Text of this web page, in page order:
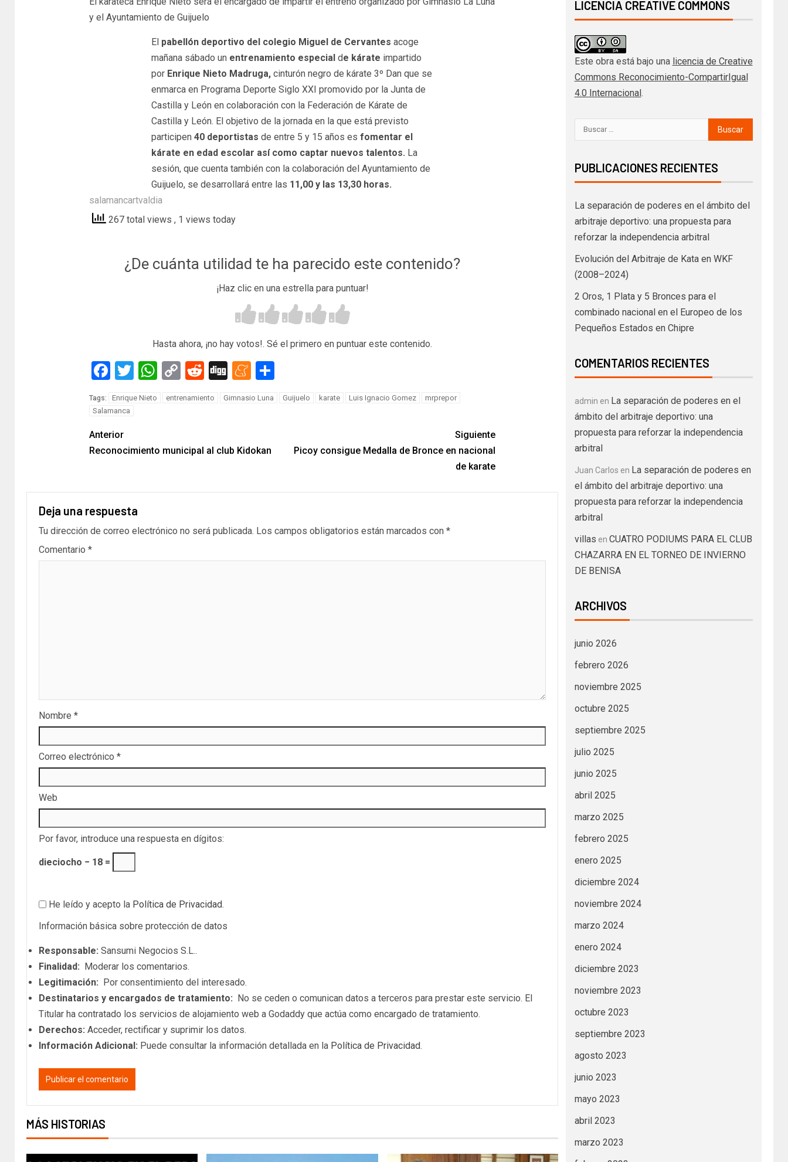
y el Ayuntamiento de Guijuelo
El pabellón deportivo del colegio Miguel de Cervantes acoge
mañana sábado un entrenamiento especial de kárate impartido
por Enrique Nieto Madruga, cinturón negro de kárate 3º Dan que se
enmarca en Programa Deporte Siglo XXI promovido por la Junta de
Castilla y León en colaboración con la Federación de Kárate de
Castilla y León. El objetivo de la jornada en la que está previsto
participen40 deportistas de entre 5 y 15 años esfomentar el
kárate en edad escolar así como captar nuevos talentos. La
sesión, que cuenta también con la colaboración del Ayuntamiento de
Guijuelo, se desarrollará entre las 11,00 y las 13,30 horas.
salamancartvaldia
267 total views , 1 views today
¿De cuánta utilidad te ha parecido este contenido?
¡Haz clic en una estrella para puntuar!
Hasta ahora, ¡no hay votos!. Sé el primero en puntuar este contenido.
Facebook
Twitter
WhatsApp
Copy
Link
Reddit
DiggMeneame
Compartir
Tags: Enrique Nieto entrenamiento Gimnasio Luna Guijuelo karate Luis Ignacio Gomez
mrprepor
Salamanca
Anterior
Reconocimiento municipal al club Kidokan
Siguiente
Picoy consigue Medalla de Bronce en nacional
de karate
Deja una respuesta
Tu dirección de correo electrónico no será publicada. Los campos obligatorios están marcados con *
Comentario *
Nombre *
Correo electrónico *
Web
Por favor, introduce una respuesta en dígitos:
dieciocho − 18 =
He leído y acepto la Política de Privacidad.
Información básica sobre protección de datos
Responsable: Sansumi Negocios S.L..
Finalidad: Moderar los comentarios.
Legitimación: Por consentimiento del interesado.
Destinatarios y encargados de tratamiento: No se ceden o comunican datos a terceros para prestar este servicio. El
Titular ha contratado los servicios de alojamiento web a Godaddy que actúa como encargado de tratamiento.
Derechos: Acceder, rectificar y suprimir los datos.
Información Adicional: Puede consultar la información detallada en la Política de Privacidad.
MÁS HISTORIAS
LICENCIA CREATIVE COMMONS
Este obra está bajo una licencia de Creative
Commons Reconocimiento-CompartirIgual
4.0 Internacional.
PUBLICACIONES RECIENTES
La separación de poderes en el ámbito del
arbitraje deportivo: una propuesta para
reforzar la independencia arbitral
Evolución del Arbitraje de Kata en WKF
(2008–2024)
2 Oros, 1 Plata y 5 Bronces para el
combinado nacional en el Europeo de los
Pequeños Estados en Chipre
COMENTARIOS RECIENTES
admin en La separación de poderes en el
ámbito del arbitraje deportivo: una
propuesta para reforzar la independencia
arbitral
Juan Carlos en La separación de poderes en
el ámbito del arbitraje deportivo: una
propuesta para reforzar la independencia
arbitral
villas en CUATRO PODIUMS PARA EL CLUB
CHAZARRA EN EL TORNEO DE INVIERNO
DE BENISA
ARCHIVOS
junio 2026
febrero 2026
noviembre 2025
octubre 2025
septiembre 2025
julio 2025
junio 2025
abril 2025
marzo 2025
febrero 2025
enero 2025
diciembre 2024
noviembre 2024
marzo 2024
enero 2024
diciembre 2023
noviembre 2023
octubre 2023
septiembre 2023
agosto 2023
junio 2023
mayo 2023
abril 2023
marzo 2023